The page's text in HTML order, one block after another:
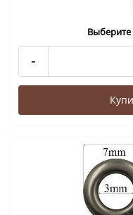
Выберите
-